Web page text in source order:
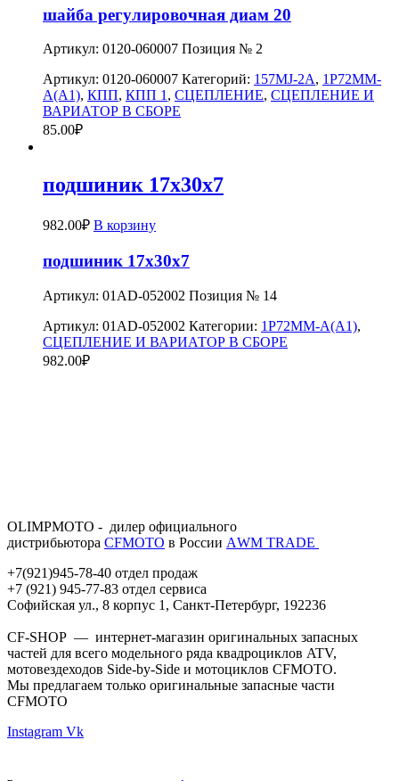
шайба регулировочная диам 20
Артикул: 0120-060007 Позиция № 2
Артикул: 0120-060007 Категорий: 157MJ-2A, 1P72MM-
A(A1), КПП, КПП 1 , СЦЕПЛЕНИЕ, СЦЕПЛЕНИЕ И
ВАРИАТОР В СБОРЕ
85.00₽
подшиник 17x30x7
982.00₽ В корзину
подшиник 17x30x7
Артикул: 01AD-052002 Позиция № 14
Артикул: 01AD-052002 Категории: 1P72MM-A(A1),
СЦЕПЛЕНИЕ И ВАРИАТОР В СБОРЕ
982.00₽
OLIMPMOTO - дилер официального
дистрибьютора CFMOTO в России АWМ TRADE
+7(921)945-78-40 отдел продаж
+7 (921) 945-77-83 отдел сервиса
Софийская ул., 8 корпус 1, Санкт-Петербург, 192236
CF-SHOP — интернет-магазин оригинальных запасных
частей для всего модельного ряда квадроциклов ATV,
мотовездеходов Side-by-Side и мотоциклов CFMOTO.
Мы предлагаем только оригинальные запасные части
CFMOTO
Instagram Vk